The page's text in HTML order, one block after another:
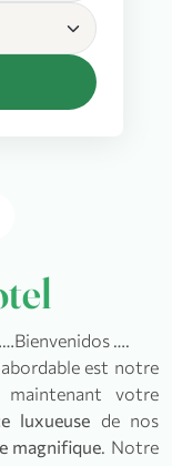
….
est notre
maintenant votre
luxueuse de nos
magnifique. Notre